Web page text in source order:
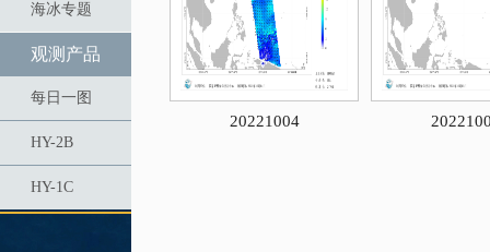
海冰专题
观测产品
每日一图
HY-2B
HY-1C
20221004